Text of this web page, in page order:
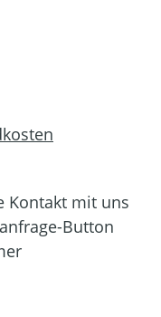
Kontakt mit uns
Button